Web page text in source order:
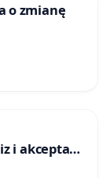
o zmianę
i akceptacji